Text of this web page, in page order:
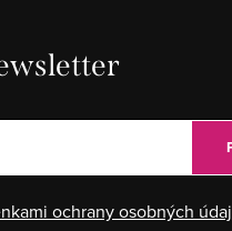
ochrany osobných